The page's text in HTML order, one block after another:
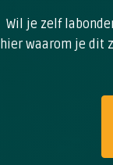
Wil je zelf
hier waarom je dit